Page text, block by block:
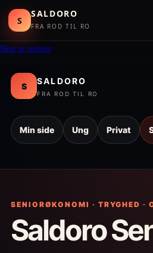
S
SALDORO
FRA ROD TIL RO
Skip to content
S
SALDORO
FRA ROD TIL RO
Min side Ung Privat
SENIORØKONOMI · TRYGHED ·
Saldoro